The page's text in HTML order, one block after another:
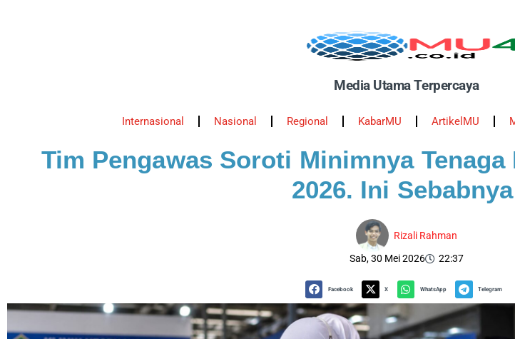
Media Utama Terpercaya
Internasional Nasional Regional KabarMU ArtikelMU
Tim Pengawas Soroti Minimnya
2026. Ini
Rizali Rahman
Sab, 30 Mei 2026 22:37
Facebook X WhatsApp Telegram